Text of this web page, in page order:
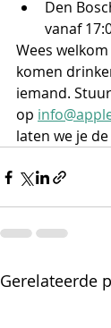
Den
vanaf
Wees
komen
iemand.
op
laten we je
Gerelateerde